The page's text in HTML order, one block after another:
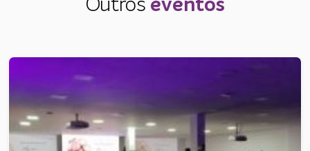
Outros eventos